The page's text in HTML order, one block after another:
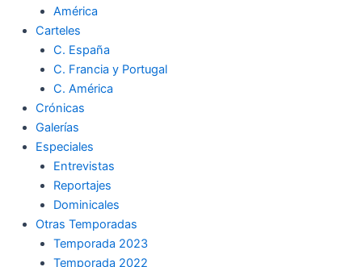
América
Carteles
C. España
C. Francia y Portugal
C. América
Crónicas
Galerías
Especiales
Entrevistas
Reportajes
Dominicales
Otras Temporadas
Temporada 2023
Temporada 2022